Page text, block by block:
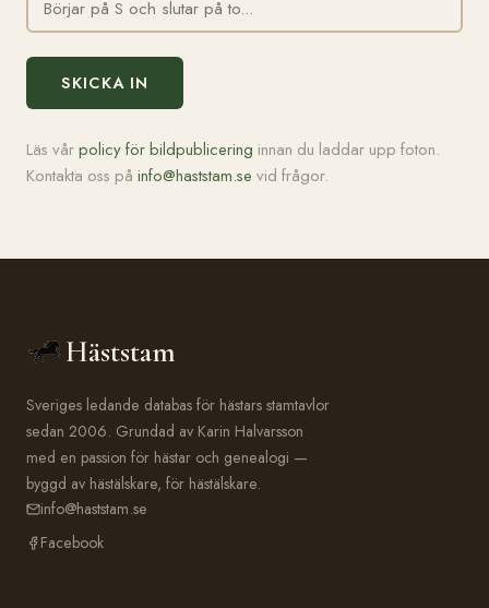
SKICKA IN
Läs vårpolicy för bildpublicering innan du laddar upp foton.
Kontakta oss på info@haststam.se vid frågor.
Häststam
Sveriges ledande databas för hästars stamtavlor
sedan 2006. Grundad av Karin Halvarsson
med en passion för hästar och genealogi —
byggd av hästälskare, för hästälskare.
info@haststam.se
Facebook